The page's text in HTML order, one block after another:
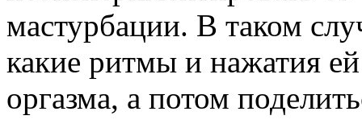
мастурбации. В таком
какие ритмы и нажатия
оргазма, а потом